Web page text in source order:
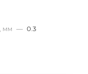
мм — 0.3